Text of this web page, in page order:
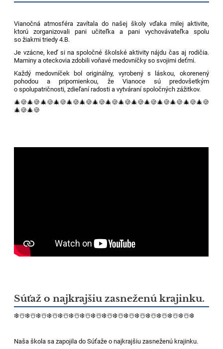
Vianočná atmosféra zavítala do našej školy vďaka milej aktivite,
ktorú zorganizovali pani učiteľka a pani vychovávateľka spolu
so žiakmi triedy 4.B.
Je vzácne, keď si na spoločné školské aktivity nájdu čas aj rodičia.
Maminy a oteckovia zdobili voňavé medovníčky so svojimi deťmi.
Každý medovníček bol originálny, vyrobený s láskou, okorenený
pohodou a pripomienkou, že Vianoce sú predovšetkým
o spolupatričnosti, zdieľaní radosti a vytváraní spoločných zážitkov.
🎄🍪🎄🍪🎄🍪🎄🍪🎄🍪🎄🍪🎄🍪🎄🍪🎄🍪🎄🍪🎄🍪🎄🍪🎄🍪🎄🍪🎄🍪
🎄🍪🎄🍪
Súťaž o najkrajšiu zasneženú krajinku.
❄️☃️❄️☃️❄️☃️❄️☃️❄️☃️❄️☃️❄️☃️❄️☃️❄️☃️❄️☃️❄️☃️❄️☃️❄️☃️❄️☃️❄️☃️❄️☃️❄️
Naša škola sa zapojila do Súťaže o najkrajšiu zasneženú krajinku.